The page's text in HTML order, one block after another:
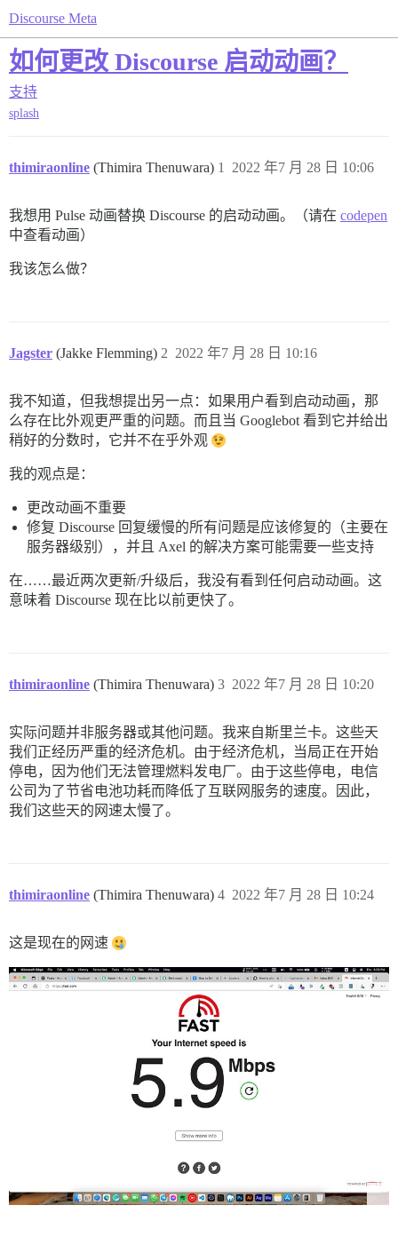
Discourse Meta
如何更改 Discourse 启动动画？
支持
splash
thimiraonline (Thimira Thenuwara) 2022 年7 月 28 日 10:06
1
我想用 Pulse 动画替换 Discourse 的启动动画。（请在 codepen
中查看动画）
我该怎么做？
Jagster (Jakke Flemming) 2022 年7 月 28 日 10:16
2
我不知道，但我想提出另一点：如果用户看到启动动画，那
么存在比外观更严重的问题。而且当 Googlebot 看到它并给出
稍好的分数时，它并不在乎外观
我的观点是：
更改动画不重要
修复 Discourse 回复缓慢的所有问题是应该修复的（主要在
服务器级别），并且 Axel 的解决方案可能需要一些支持
在……最近两次更新/升级后，我没有看到任何启动动画。这
意味着 Discourse 现在比以前更快了。
thimiraonline (Thimira Thenuwara) 2022 年7 月 28 日 10:20
3
实际问题并非服务器或其他问题。我来自斯里兰卡。这些天
我们正经历严重的经济危机。由于经济危机，当局正在开始
停电，因为他们无法管理燃料发电厂。由于这些停电，电信
公司为了节省电池功耗而降低了互联网服务的速度。因此，
我们这些天的网速太慢了。
thimiraonline (Thimira Thenuwara) 2022 年7 月 28 日 10:24
4
这是现在的网速